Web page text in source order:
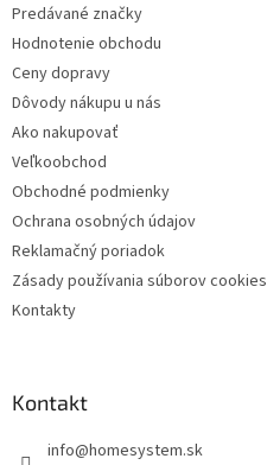
Predávané značky
Hodnotenie obchodu
Ceny dopravy
Dôvody nákupu u nás
Ako nakupovať
Veľkoobchod
Obchodné podmienky
Ochrana osobných údajov
Reklamačný poriadok
Zásady používania súborov cookies
Kontakty
Kontakt
info@homesystem.sk